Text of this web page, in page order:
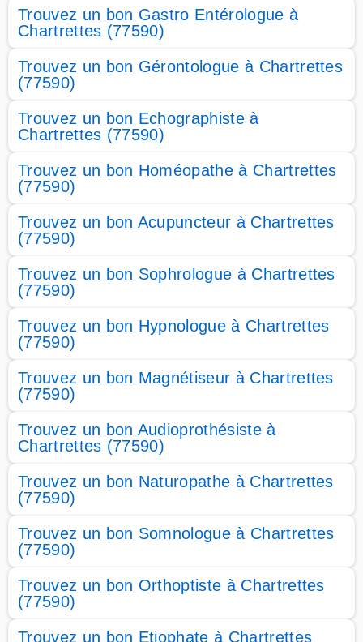
Trouvez un bon Gastro Entérologue à
Chartrettes (77590)
Trouvez un bon Gérontologue à Chartrettes
(77590)
Trouvez un bon Echographiste à
Chartrettes (77590)
Trouvez un bon Homéopathe à Chartrettes
(77590)
Trouvez un bon Acupuncteur à Chartrettes
(77590)
Trouvez un bon Sophrologue à Chartrettes
(77590)
Trouvez un bon Hypnologue à Chartrettes
(77590)
Trouvez un bon Magnétiseur à Chartrettes
(77590)
Trouvez un bon Audioprothésiste à
Chartrettes (77590)
Trouvez un bon Naturopathe à Chartrettes
(77590)
Trouvez un bon Somnologue à Chartrettes
(77590)
Trouvez un bon Orthoptiste à Chartrettes
(77590)
Trouvez un bon Etiophate à Chartrettes